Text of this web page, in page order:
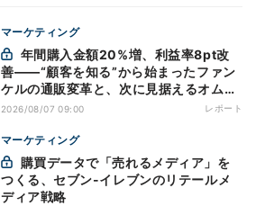
マーケティング
善——“顧客を知る”から始まったファン
ケルの通販変革と、次に見据えるオムニ
チャネル
2026/08/07 09:00 レポート
マーケティング
つくる、セブン-イレブンのリテールメ
ディア戦略